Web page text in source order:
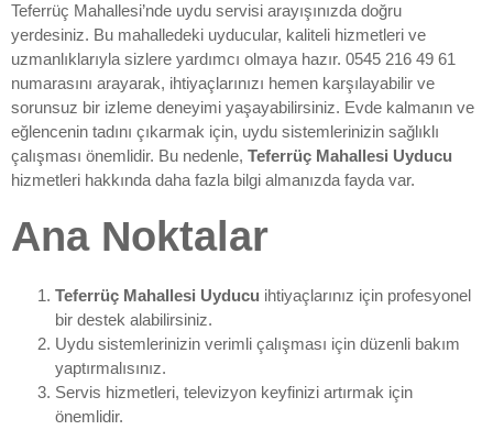
Teferrüç Mahallesi’nde uydu servisi arayışınızda doğru
yerdesiniz. Bu mahalledeki uyducular, kaliteli hizmetleri ve
uzmanlıklarıyla sizlere yardımcı olmaya hazır. 0545 216 49 61
numarasını arayarak, ihtiyaçlarınızı hemen karşılayabilir ve
sorunsuz bir izleme deneyimi yaşayabilirsiniz. Evde kalmanın ve
eğlencenin tadını çıkarmak için, uydu sistemlerinizin sağlıklı
çalışması önemlidir. Bu nedenle, Teferrüç Mahallesi Uyducu
hizmetleri hakkında daha fazla bilgi almanızda fayda var.
Ana Noktalar
Teferrüç Mahallesi Uyducu ihtiyaçlarınız için profesyonel
bir destek alabilirsiniz.
Uydu sistemlerinizin verimli çalışması için düzenli bakım
yaptırmalısınız.
Servis hizmetleri, televizyon keyfinizi artırmak için
önemlidir.